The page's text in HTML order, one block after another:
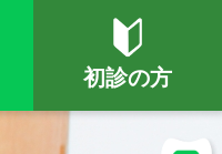
初診の方